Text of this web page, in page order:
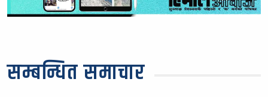
सम्बन्धित समाचार